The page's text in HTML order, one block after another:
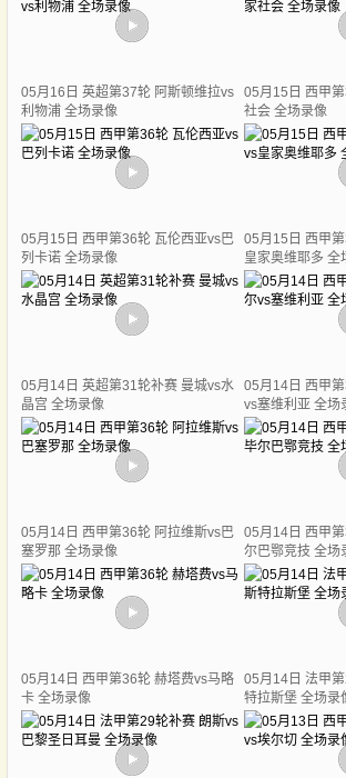
05月16日 英超第37轮 阿斯顿维拉vs
利物浦 全场录像
05月15日 西甲
社会 全场录像
05月15日 西甲第36轮 瓦伦西亚vs巴
列卡诺 全场录像
05月15日 西甲
皇家奥维耶多 全
05月14日 英超第31轮补赛 曼城vs水
晶宫 全场录像
05月14日 西甲
vs塞维利亚 全场
05月14日 西甲第36轮 阿拉维斯vs巴
塞罗那 全场录像
05月14日 西甲
尔巴鄂竞技 全场
05月14日 西甲第36轮 赫塔费vs马略
卡 全场录像
05月14日 法甲
特拉斯堡 全场录